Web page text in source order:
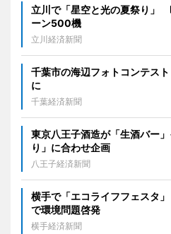
立川で「星空と光の夏祭り」
ーン500機
立川経済新聞
千葉市の海辺フォトコンテス
に
千葉経済新聞
東京八王子酒造が「生酒バー
り」に合わせ企画
八王子経済新聞
横手で「エコライフフェスタ
で環境問題啓発
横手経済新聞